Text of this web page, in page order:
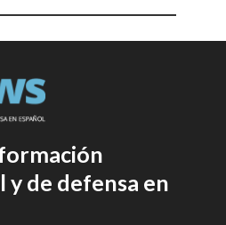
y de defensa en